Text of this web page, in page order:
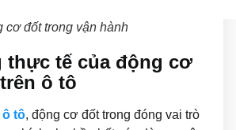
cơ đốt trong vận hành
thực tế của động cơ
ô tô
ô tô, động cơ đốt trong đóng vai trò